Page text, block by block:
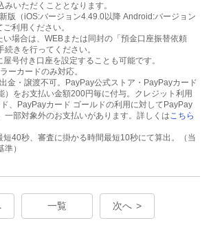
いただくこととなります。
版（iOS:バージョン4.49.0以降 Android:バージョン
利用ください。
場合は、WEBまたは同封の「預金口座振替依頼
きを行ってください。
号付き口座を設定することも可能です。
ーカードのみ対応。
金・譲渡不可。PayPay公式ストア・PayPayカード
）をお支払い金額200円毎に付与。クレジット利用
、PayPayカード ゴールドの利用に対してPayPay
一部対象外のお支払いがあります。詳しくはこちら
40秒、審査に掛かる時間最短10秒にて算出。（当
）
一覧 次へ